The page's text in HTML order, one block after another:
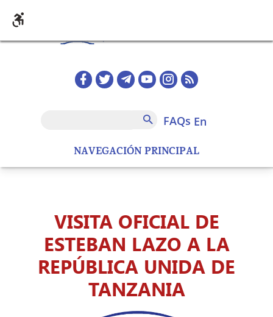
NAVEGACIÓN PRINCIPAL
Redes sociales home
FAQs
FAQs en
VISITA OFICIAL DE
ESTEBAN LAZO A LA
REPÚBLICA UNIDA DE
TANZANIA